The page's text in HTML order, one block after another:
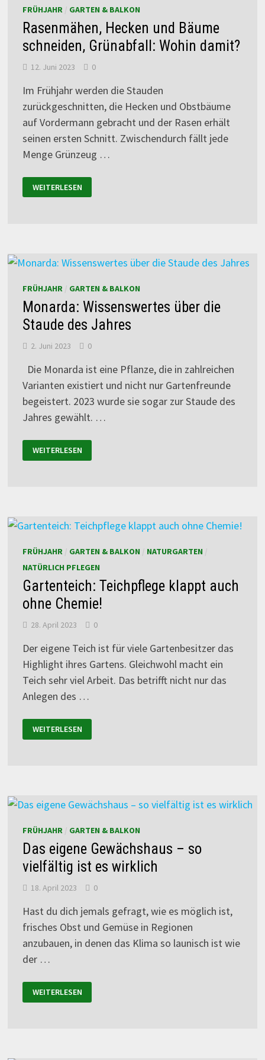
FRÜHJAHR/ GARTEN & BALKON
Rasenmähen, Hecken und Bäume
schneiden, Grünabfall: Wohin damit?
12. Juni 2023 0
Im Frühjahr werden die Stauden
zurückgeschnitten, die Hecken und Obstbäume
auf Vordermann gebracht und der Rasen erhält
seinen ersten Schnitt. Zwischendurch fällt jede
Menge Grünzeug …
WEITERLESEN
FRÜHJAHR/ GARTEN & BALKON
Monarda: Wissenswertes über die
Staude des Jahres
2. Juni 2023 0
Die Monarda ist eine Pflanze, die in zahlreichen
Varianten existiert und nicht nur Gartenfreunde
begeistert. 2023 wurde sie sogar zur Staude des
Jahres gewählt. …
WEITERLESEN
FRÜHJAHR/ GARTEN & BALKON NATURGARTEN
NATÜRLICH PFLEGEN
Gartenteich: Teichpflege klappt auch
ohne Chemie!
28. April 2023 0
Der eigene Teich ist für viele Gartenbesitzer das
Highlight ihres Gartens. Gleichwohl macht ein
Teich sehr viel Arbeit. Das betrifft nicht nur das
Anlegen des …
WEITERLESEN
FRÜHJAHR/ GARTEN & BALKON
Das eigene Gewächshaus – so
vielfältig ist es wirklich
18. April 2023 0
Hast du dich jemals gefragt, wie es möglich ist,
frisches Obst und Gemüse in Regionen
anzubauen, in denen das Klima so launisch ist wie
der …
WEITERLESEN